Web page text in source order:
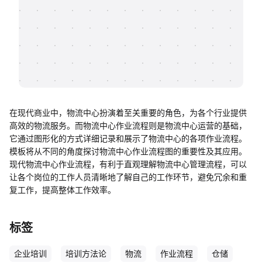
帮助中心
在现代商业中，物流中心扮演着至关重要的角色，为各个行业提供
高效的物流服务。而物流中心作业流程则是物流中心运营的基础，
它通过图形化的方式详细记录和展示了物流中心的各项作业流程。
模板将从不同的角度探讨物流中心作业流程图的重要性及其应用。
现代物流中心作业流程，有利于直观理解物流中心管理流程，可以
让各个岗位的工作人员清晰地了解自己的工作环节，避免冗余和重
复工作，提高整体工作效率。
标签
企业培训 培训方法论 物流 作业流程 仓储